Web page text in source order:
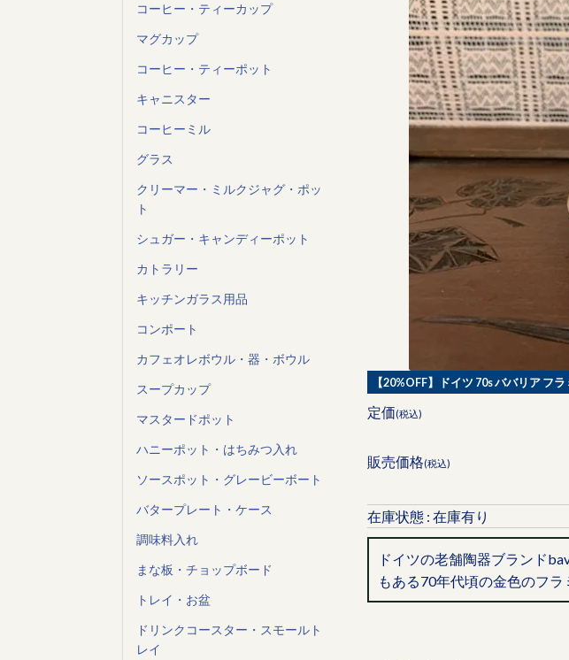
【20%OFF】ドイツ 70s ババリア フ
定価(税込)
販売価格(税込)
在庫状態 : 在庫有り
ドイツの老舗陶器ブランド
もある70年代頃の金色のフ
コーヒー・ティーカップ
マグカップ
コーヒー・ティーポット
キャニスター
コーヒーミル
グラス
クリーマー・ミルクジャグ・ポッ
ト
シュガー・キャンディーポット
カトラリー
キッチンガラス用品
コンポート
カフェオレボウル・器・ボウル
スープカップ
マスタードポット
ハニーポット・はちみつ入れ
ソースポット・グレービーボート
バタープレート・ケース
調味料入れ
まな板・チョップボード
トレイ・お盆
ドリンクコースター・スモールト
レイ